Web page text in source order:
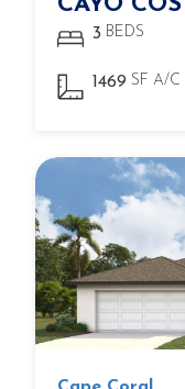
3 BEDS
1469 SF A/C